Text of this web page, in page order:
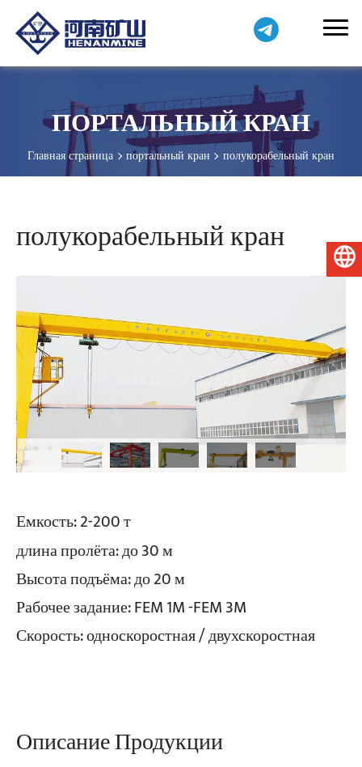
ПОРТАЛЬНЫЙ КРАН
Главная страница портальный кран полукорабельный кран
полукорабельный кран
Емкость: 2-200 т
длина пролёта: до 30 м
Высота подъёма: до 20 м
Рабочее задание: FEM 1M -FEM 3M
Скорость: односкоростная / двухскоростная
Описание Продукции
Русский